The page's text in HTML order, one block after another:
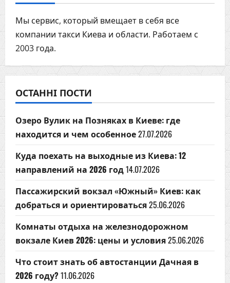
Мы сервис, который вмещает в себя все
компании такси Киева и области. Работаем с
2003 года.
ОСТАННІ ПОСТИ
Озеро Вулик на Позняках в Киеве: где
находится и чем особенное27.07.2026
Куда поехать на выходные из Киева: 12
направлений на 2026 год14.07.2026
Пассажирский вокзал «Южный» Киев: как
добраться и ориентироваться25.06.2026
Комнаты отдыха на железнодорожном
вокзале Киев 2026: цены и условия25.06.2026
Что стоит знать об автостанции Дачная в
2026 году?11.06.2026